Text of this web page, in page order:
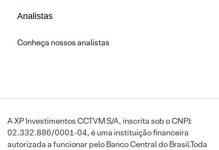
Analistas
Conheça nossos analistas
A XP Investimentos CCTVM S/A, inscrita sob o CNPJ:
02.332.886/0001-04, é uma instituição financeira
autorizada a funcionar pelo Banco Central do Brasil.Toda